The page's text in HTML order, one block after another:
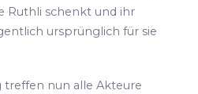
Ruthli schenkt und ihr
ursprünglich für sie
nun alle Akteure